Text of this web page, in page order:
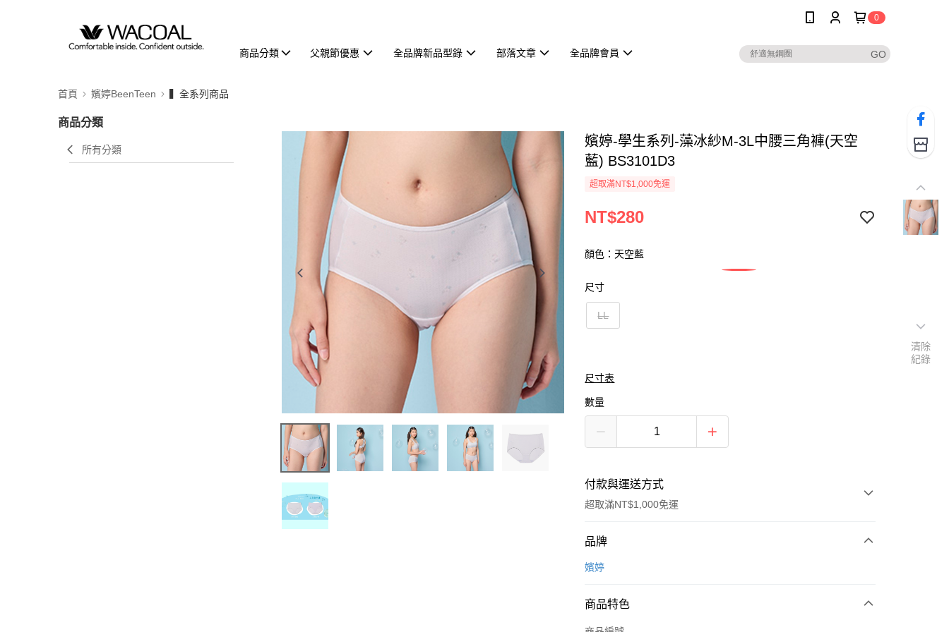
0
商品分類 父親節優惠 全品牌新品型錄 部落文章 全品牌會員
首頁 嬪婷BeenTeen ▍全系列商品
商品分類
所有分類
嬪婷-學生系列-藻冰紗M-3L中腰三角褲(天空
藍) BS3101D3
超取滿NT$1,000免運
NT$280
顏色：天空藍
尺寸
LL
尺寸表
數量
付款與運送方式
超取滿NT$1,000免運
付款方式
信用卡一次付款
品牌
嬪婷
商品特色
清除
紀錄